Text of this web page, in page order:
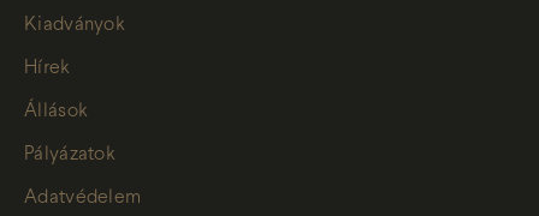
Kiadványok
Hírek
Állások
Pályázatok
Adatvédelem